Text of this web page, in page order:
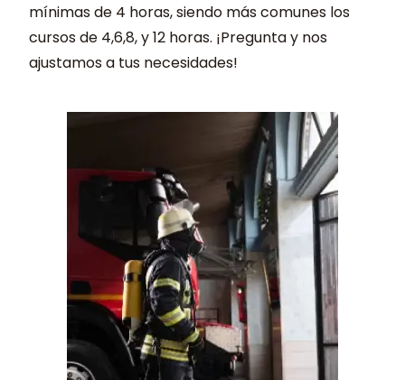
mínimas de 4 horas, siendo más comunes los
cursos de 4,6,8, y 12 horas. ¡Pregunta y nos
ajustamos a tus necesidades!